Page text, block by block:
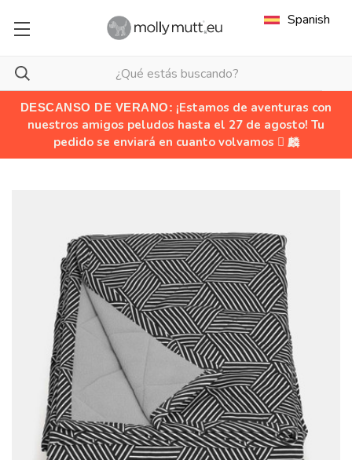
DESCANSO DE VERANO: ¡Estamos de aventuras con
nuestros amigos peludos hasta el 27 de agosto! Tu
pedido se enviará en cuanto volvamos  麟
Spanish